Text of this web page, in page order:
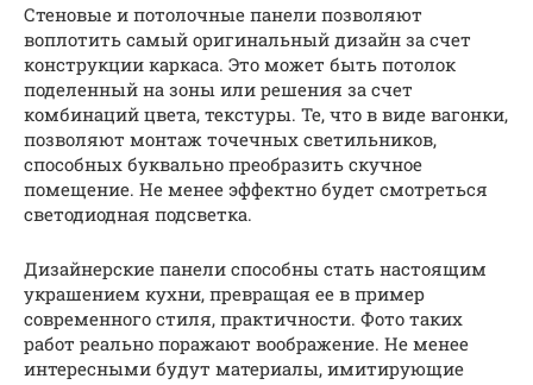
Стеновые и потолочные панели позволяют
воплотить самый оригинальный дизайн за счет
конструкции каркаса. Это может быть потолок
поделенный на зоны или решения за счет
комбинаций цвета, текстуры. Те, что в виде вагонки,
позволяют монтаж точечных светильников,
способных буквально преобразить скучное
помещение. Не менее эффектно будет смотреться
светодиодная подсветка.
Дизайнерские панели способны стать настоящим
украшением кухни, превращая ее в пример
современного стиля, практичности. Фото таких
работ реально поражают воображение. Не менее
интересными будут материалы, имитирующие